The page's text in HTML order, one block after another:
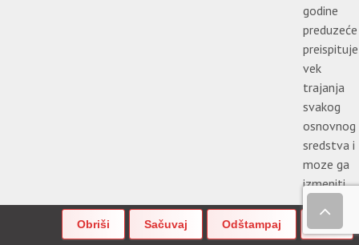
godine
preduzeće
preispituje
vek
trajanja
svakog
osnovnog
sredstva i
moze ga
izmeniti
uz
nje odluke